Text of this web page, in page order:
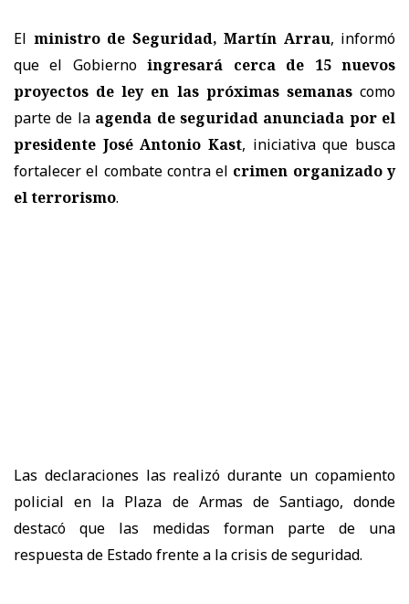
El ministro de Seguridad, Martín Arrau, informó
que el Gobiernoingresará cerca de 15 nuevos
proyectos de ley en las próximas semanascomo
parte de la agenda de seguridad anunciada por el
presidente José Antonio Kast, iniciativa que busca
fortalecer el combate contra el crimen organizado y
el terrorismo.
Las declaraciones las realizó durante un copamiento
policial en la Plaza de Armas de Santiago, donde
destacó que las medidas forman parte de una
respuesta de Estado frente a la crisis de seguridad.